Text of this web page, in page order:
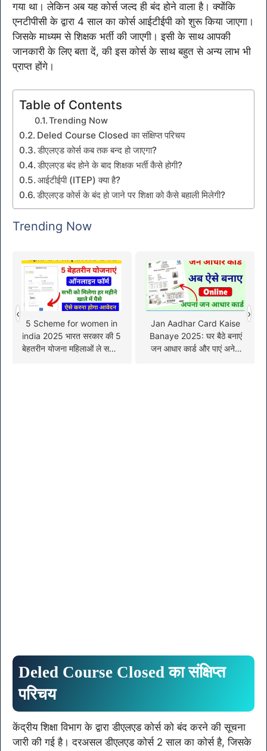
गया था। लेकिन अब यह कोर्स जल्द ही बंद होने वाला है। क्योंकि
एनटीपीसी के द्वारा 4 साल का कोर्स आईटीईपी को शुरू किया जाएगा।
जिसके माध्यम से शिक्षक भर्ती की जाएगी। इसी के साथ आपकी
जानकारी के लिए बता दें, की इस कोर्स के साथ बहुत से अन्य लाभ भी
प्राप्त होंगे।
Table of Contents
Trending Now
Deled Course Closed का संक्षिप्त परिचय
डीएलएड कोर्स कब तक बन्द हो जाएगा?
डीएलएड बंद होने के बाद शिक्षक भर्ती कैसे होगी?
आईटीईपी (ITEP) क्या है?
डीएलएड कोर्स के बंद हो जाने पर शिक्षा को कैसे बहाली मिलेगी?
Trending Now
5 Scheme for women in
india 2025 भारत सरकार की 5
बेहतरीन योजना महिलाओं ले सकती
Jan Aadhar Card Kaise
Banaye 2025: घर बैठे बनाएं
जन आधार कार्ड और पाएं अनेक
‹ ›
Deled Course Closed का संक्षिप्त
परिचय
केंद्रीय शिक्षा विभाग के द्वारा डीएलएड कोर्स को बंद करने की सूचना
जारी की गई है। दरअसल डीएलएड कोर्स 2 साल का कोर्स है, जिसके